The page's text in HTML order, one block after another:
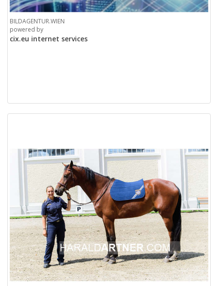
BILDAGENTUR.WIEN
powered by
cix.eu internet services